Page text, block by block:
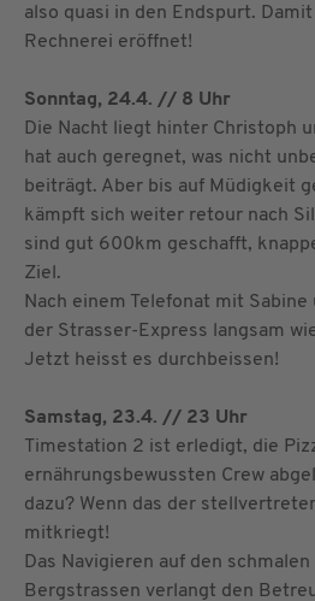
also quasi in den Endspurt.
Rechnerei eröffnet!
Sonntag, 24.4. // 8 Uhr
Die Nacht liegt hinter Christoph
hat auch geregnet, was nicht
beiträgt. Aber bis auf Müdigkeit
kämpft sich weiter retour nach
sind gut 600km geschafft,
Ziel.
Nach einem Telefonat mit Sabine
der Strasser-Express langsam
Jetzt heisst es durchbeissen!
Samstag, 23.4. // 23 Uhr
Timestation 2 ist erledigt, die
ernährungsbewussten Crew
dazu? Wenn das der
mitkriegt!
Das Navigieren auf den
Bergstrassen verlangt den